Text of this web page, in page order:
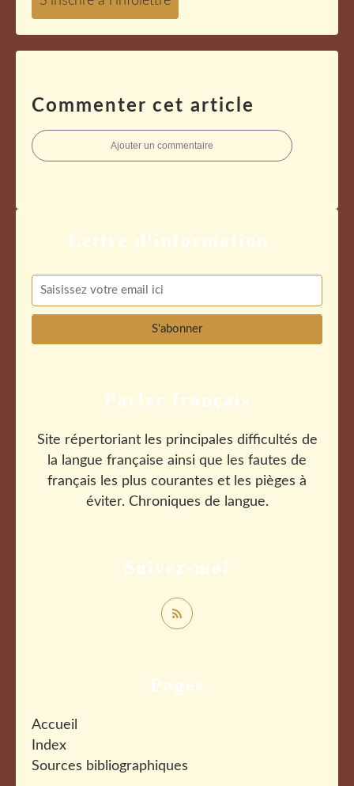
Commenter cet article
Ajouter un commentaire
Pages
Accueil
Index
Sources bibliographiques
Suivez-moi
Parler français
Site répertoriant les principales difficultés de
la langue française ainsi que les fautes de
français les plus courantes et les pièges à
éviter. Chroniques de langue.